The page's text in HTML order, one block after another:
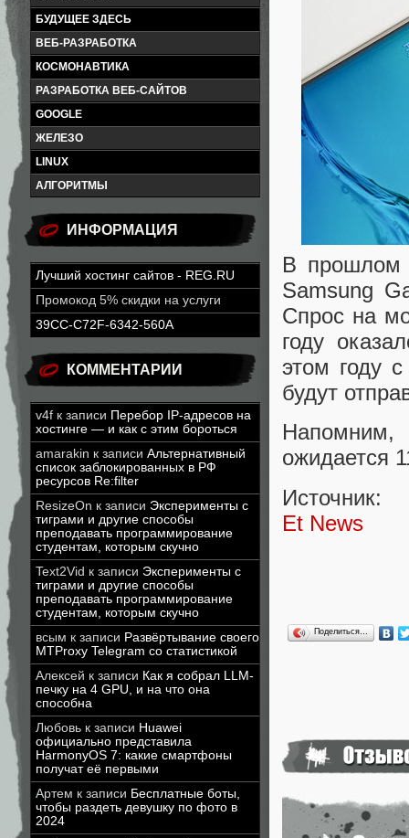
БУДУЩЕЕ ЗДЕСЬ
ВЕБ-РАЗРАБОТКА
КОСМОНАВТИКА
РАЗРАБОТКА ВЕБ-САЙТОВ
GOOGLE
ЖЕЛЕЗО
LINUX
АЛГОРИТМЫ
ИНФОРМАЦИЯ
Лучший хостинг сайтов - REG.RU
Промокод 5% скидки на услуги
39CC-C72F-6342-560A
КОММЕНТАРИИ
v4f к записи Перебор IP-адресов на
хостинге — и как с этим бороться
amarakin к записи Альтернативный
список заблокированных в РФ
ресурсов Re:filter
ResizeOn к записи Эксперименты с
тиграми и другие способы
преподавать программирование
студентам, которым скучно
Text2Vid к записи Эксперименты с
тиграми и другие способы
преподавать программирование
студентам, которым скучно
всым к записи Развёртывание своего
MTProxy Telegram со статистикой
Алексей к записи Как я собрал LLM-
печку на 4 GPU, и на что она
способна
Любовь к записи Huawei
официально представила
HarmonyOS 7: какие смартфоны
получат её первыми
Артем к записи Бесплатные боты,
чтобы раздеть девушку по фото в
2024
В прошлом
Samsung
Спрос на
году
этом году
будут
Напомним,
ожидается
Источник:
Et News
Поделиться…